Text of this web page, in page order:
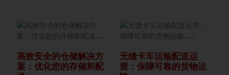
高效安全的仓储解决方
案：优化您的存储和配
无缝卡车运输配送运
营：保障可靠的货物运